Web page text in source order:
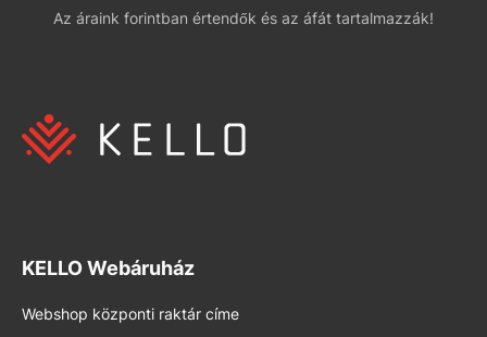
Az áraink forintban értendők és az áfát tartalmazzák!
KELLO Webáruház
Webshop központi raktár címe